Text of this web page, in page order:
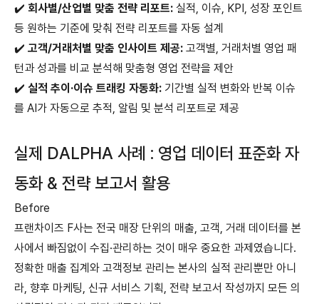
✔️ 회사별/산업별 맞춤 전략 리포트: 실적, 이슈, KPI, 성장 포인트
등 원하는 기준에 맞춰 전략 리포트를 자동 설계
✔️ 고객/거래처별 맞춤 인사이트 제공: 고객별, 거래처별 영업 패
턴과 성과를 비교 분석해 맞춤형 영업 전략을 제안
✔️ 실적 추이·이슈 트래킹 자동화: 기간별 실적 변화와 반복 이슈
를 AI가 자동으로 추적, 알림 및 분석 리포트로 제공
실제 DALPHA 사례 : 영업 데이터 표준화 자
동화 & 전략 보고서 활용
Before
프랜차이즈 F사는 전국 매장 단위의 매출, 고객, 거래 데이터를 본
사에서 빠짐없이 수집·관리하는 것이 매우 중요한 과제였습니다.
정확한 매출 집계와 고객정보 관리는 본사의 실적 관리뿐만 아니
라, 향후 마케팅, 신규 서비스 기획, 전략 보고서 작성까지 모든 의